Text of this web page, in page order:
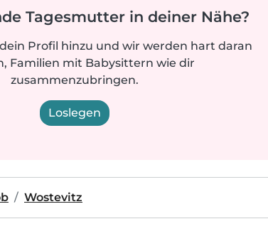
Tagesmutter in deiner Nähe?
Profil hinzu und wir werden hart daran
Familien mit Babysittern wie dir
zusammenzubringen.
Loslegen
Wostevitz